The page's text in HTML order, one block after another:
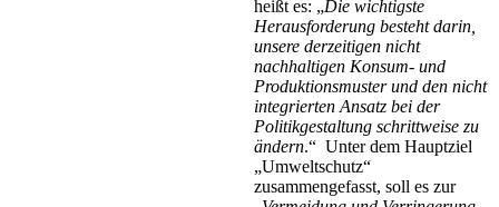
heißt es: „Die wichtigste
Herausforderung besteht darin,
unsere derzeitigen nicht
nachhaltigen Konsum- und
Produktionsmuster und den nicht
integrierten Ansatz bei der
Politikgestaltung schrittweise zu
ändern.“ Unter dem Hauptziel
„Umweltschutz“
zusammengefasst, soll es zur